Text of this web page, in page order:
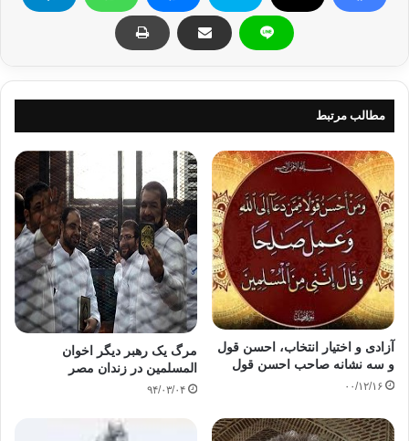
پیش از این وکیل این زن بارها گزارش داده بود که مأموران زندان
رفتار ناشایستی با دهب حمدی در زندان داشته و وی بارها مورد
بعد از برکناری محمد مرسی و اوج گرفتن اعتراضات حامیان وی،
تعداد زیادی از معترضان با وجود سن کم و یا شرایط ویژه با احکام
سنگینی در زندان‌های مصر به سر می‌برند.
آزادی تولد حریه زندان مصر
وضع حمل
کپی آدرس
مطالب مرتبط
آزادی و اختیار انتخاب، احسن قول
و سه نشانه صاحب احسن قول
۰۰/۱۲/۱۶
مرگ يک رهبر ديگر اخوان
المسلمين در زندان مصر
۹۴/۰۳/۰۴